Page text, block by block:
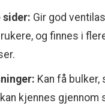
sider: Gir god
og finnes i
Kan få bulker,
kjennes gjennom